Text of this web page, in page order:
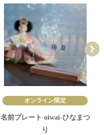
オンライン限定
名前プレート oiwai-ひなまつ
り